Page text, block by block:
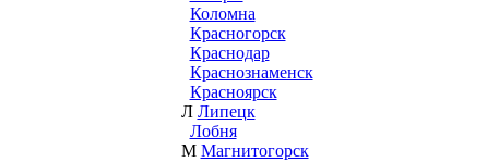
Коломна
Красногорск
Краснодар
Краснознаменск
Красноярск
Л Липецк
Лобня
М Магнитогорск